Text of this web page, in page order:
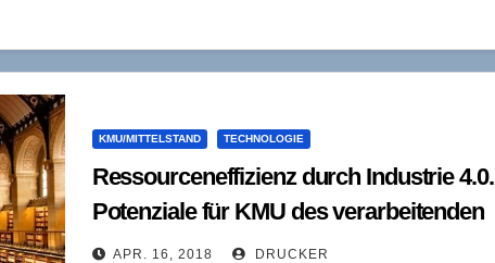
KMU/MITTELSTAND TECHNOLOGIE
Ressourceneffizienz durch Industrie 4.0.
Potenziale für KMU des verarbeitenden
Gewerbes
APR. 16, 2018 DRUCKER